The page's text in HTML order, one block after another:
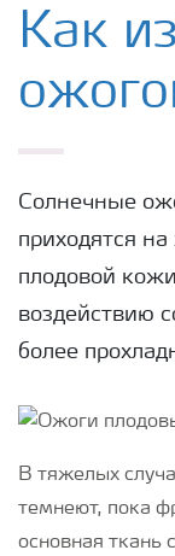
Удобрения
Культуры
Хранение
Как
Солнечные
приходятся
плодовой
воздействию
более
В тяжелых
темнеют, пока
основная ткань